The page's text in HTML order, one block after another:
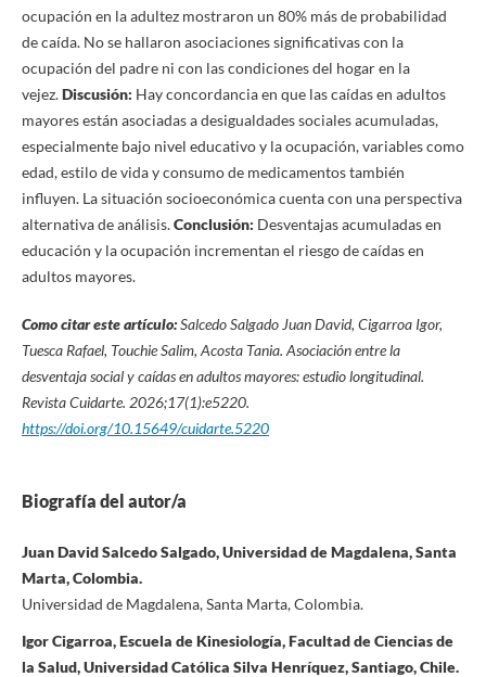
ocupación en la adultez mostraron un 80% más de probabilidad
de caída. No se hallaron asociaciones significativas con la
ocupación del padre ni con las condiciones del hogar en la
vejez.Discusión: Hay concordancia en que las caídas en adultos
mayores están asociadas a desigualdades sociales acumuladas,
especialmente bajo nivel educativo y la ocupación, variables como
edad, estilo de vida y consumo de medicamentos también
influyen. La situación socioeconómica cuenta con una perspectiva
alternativa de análisis.Conclusión: Desventajas acumuladas en
educación y la ocupación incrementan el riesgo de caídas en
adultos mayores.
Como citar este artículo:Salcedo Salgado Juan David, Cigarroa Igor,
Tuesca Rafael, Touchie Salim, Acosta Tania. Asociación entre la
desventaja social y caídas en adultos mayores: estudio longitudinal.
Revista Cuidarte. 2026;17(1):e5220.
https://doi.org/10.15649/cuidarte.5220
Biografía del autor/a
Juan David Salcedo Salgado, Universidad de Magdalena, Santa
Marta, Colombia.
Universidad de Magdalena, Santa Marta, Colombia.
Igor Cigarroa, Escuela de Kinesiología, Facultad de Ciencias de
la Salud, Universidad Católica Silva Henríquez, Santiago, Chile.